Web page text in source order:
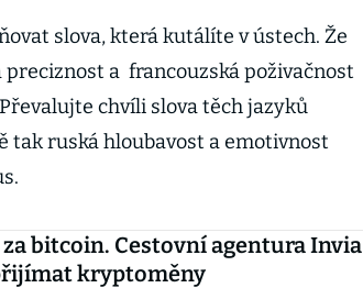
slova, která kutálíte v ústech. Že
a francouzská poživačnost
chvíli slova těch jazyků
tak ruská hloubavost a emotivnost
bitcoin. Cestovní agentura Invia
kryptoměny